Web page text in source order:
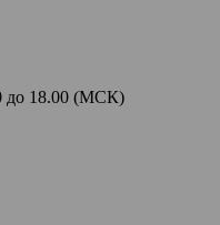
до 18.00 (МСК)